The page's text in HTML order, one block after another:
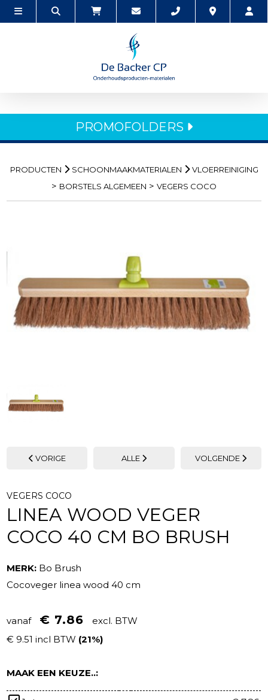
PROMOFOLDERS
PRODUCTEN SCHOONMAAKMATERIALEN VLOERREINIGING
> BORSTELS ALGEMEEN > VEGERS COCO
VORIGE ALLE VOLGENDE
VEGERS COCO
LINEA WOOD VEGER
COCO 40 CM BO BRUSH
MERK: Bo Brush
Cocoveger linea wood 40 cm
vanaf € 7.86
excl. BTW
€ 9.51 incl BTW (21%)
MAAK EEN KEUZE..: